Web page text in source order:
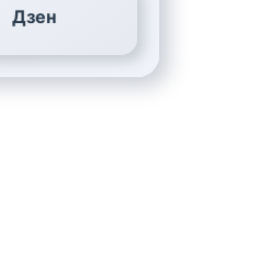
Дзен